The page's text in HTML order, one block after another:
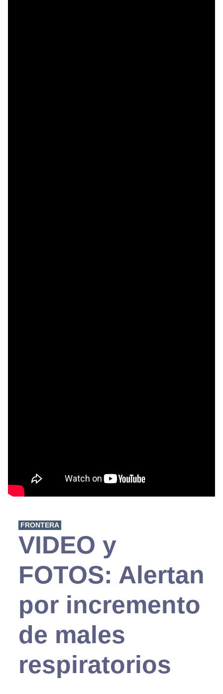
FRONTERA
VIDEO y
FOTOS: Alertan
por incremento
de males
respiratorios